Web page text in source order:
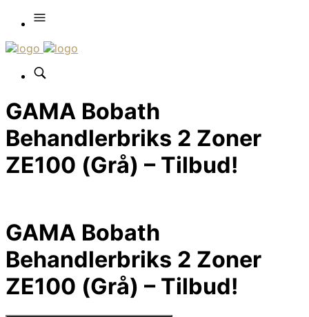
GAMA Bobath
Behandlerbriks 2 Zoner
ZE100 (Grå) – Tilbud!
GAMA Bobath
Behandlerbriks 2 Zoner
ZE100 (Grå) – Tilbud!